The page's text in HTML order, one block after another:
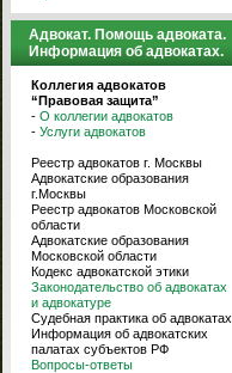
Адвокат. Помощь адвоката.
Информация об адвокатах.
Коллегия адвокатов
“Правовая защита”
- О коллегии адвокатов
- Услуги адвокатов
Реестр адвокатов г. Москвы
Адвокатские образования
г.Москвы
Реестр адвокатов Московской
области
Адвокатские образования
Московской области
Кодекс адвокатской этики
Законодательство об адвокатах
и адвокатуре
Судебная практика об адвокатах
Информация об адвокатских
палатах субъектов РФ
Вопросы-ответы